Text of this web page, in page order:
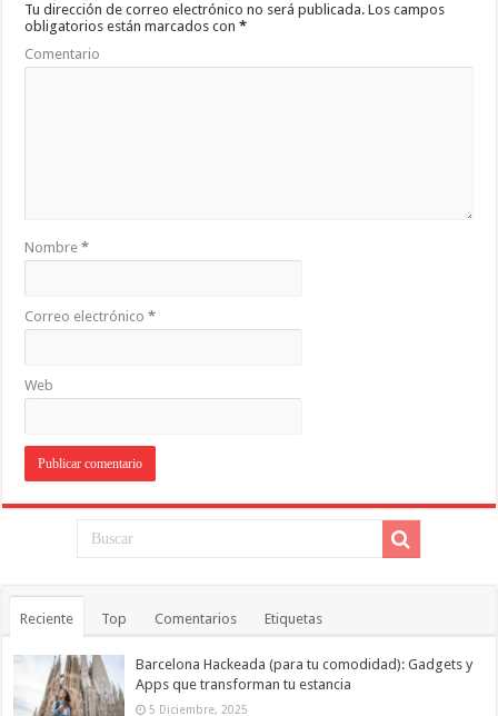
Tu dirección de correo electrónico no será publicada. Los campos
obligatorios están marcados con*
Comentario
Nombre*
Correo electrónico*
Web
Reciente Top Comentarios Etiquetas
Barcelona Hackeada (para tu comodidad): Gadgets y
Apps que transforman tu estancia
5 Diciembre, 2025